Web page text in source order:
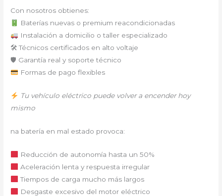
Con nosotros obtienes:
Baterías nuevas o premium reacondicionadas
Instalación a domicilio o taller especializado
🛠 Técnicos certificados en alto voltaje
🛡 Garantía real y soporte técnico
Formas de pago flexibles
Tu vehículo eléctrico puede volver a encender hoy
mismo
na batería en mal estado provoca:
Reducción de autonomía hasta un 50%
Aceleración lenta y respuesta irregular
Tiempos de carga mucho más largos
Desgaste excesivo del motor eléctrico